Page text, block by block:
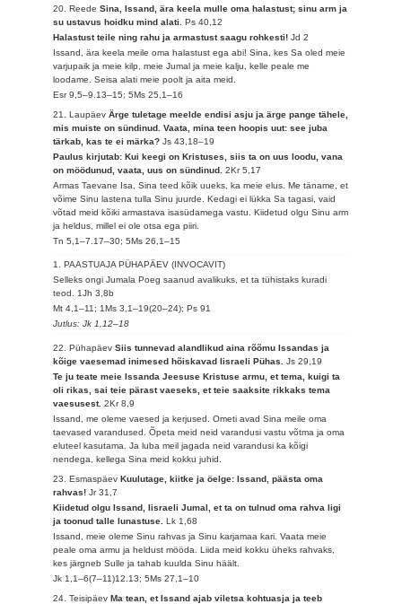
20. ReedeSina, Issand, ära keela mulle oma halastust; sinu arm ja
su ustavus hoidku mind alati.Ps 40,12
Halastust teile ning rahu ja armastust saagu rohkesti!Jd 2
Issand, ära keela meile oma halastust ega abi! Sina, kes Sa oled meie
varjupaik ja meie kilp, meie Jumal ja meie kalju, kelle peale me
loodame. Seisa alati meie poolt ja aita meid.
Esr 9,5–9.13–15; 5Ms 25,1–16
21. LaupäevÄrge tuletage meelde endisi asju ja ärge pange tähele,
mis muiste on sündinud. Vaata, mina teen hoopis uut: see juba
tärkab, kas te ei märka?Js 43,18–19
Paulus kirjutab: Kui keegi on Kristuses, siis ta on uus loodu, vana
on möödunud, vaata, uus on sündinud.2Kr 5,17
Armas Taevane Isa, Sina teed kõik uueks, ka meie elus. Me täname, et
võime Sinu lastena tulla Sinu juurde. Kedagi ei lükka Sa tagasi, vaid
võtad meid kõiki armastava isasüdamega vastu. Kiidetud olgu Sinu arm
ja heldus, millel ei ole otsa ega piiri.
Tn 5,1–7.17–30; 5Ms 26,1–15
1. PAASTUAJA PÜHAPÄEV (INVOCAVIT)
Selleks ongi Jumala Poeg saanud avalikuks, et ta tühistaks kuradi
teod. 1Jh 3,8b
Mt 4,1–11; 1Ms 3,1–19(20–24); Ps 91
Jutlus: Jk 1,12–18
22. PühapäevSiis tunnevad alandlikud aina rõõmu Issandas ja
kõige vaesemad inimesed hõiskavad Iisraeli Pühas.Js 29,19
Te ju teate meie Issanda Jeesuse Kristuse armu, et tema, kuigi ta
oli rikas, sai teie pärast vaeseks, et teie saaksite rikkaks tema
vaesusest.2Kr 8,9
Issand, me oleme vaesed ja kerjused. Ometi avad Sina meile oma
taevased varandused. Õpeta meid neid varandusi vastu võtma ja oma
eluteel kasutama. Ja luba meil jagada neid varandusi ka kõigi
nendega, kellega Sina meid kokku juhid.
23. EsmaspäevKuulutage, kiitke ja öelge: Issand, päästa oma
rahvas!Jr 31,7
Kiidetud olgu Issand, Iisraeli Jumal, et ta on tulnud oma rahva ligi
ja toonud talle lunastuse.Lk 1,68
Issand, meie oleme Sinu rahvas ja Sinu karjamaa kari. Vaata meie
peale oma armu ja heldust mööda. Liida meid kokku üheks rahvaks,
kes järgneb Sulle ja tahab kuulda Sinu häält.
Jk 1,1–6(7–11)12.13; 5Ms 27,1–10
24. TeisipäevMa tean, et Issand ajab viletsa kohtuasja ja teeb